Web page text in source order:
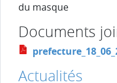
du masque
Documents
Actualités